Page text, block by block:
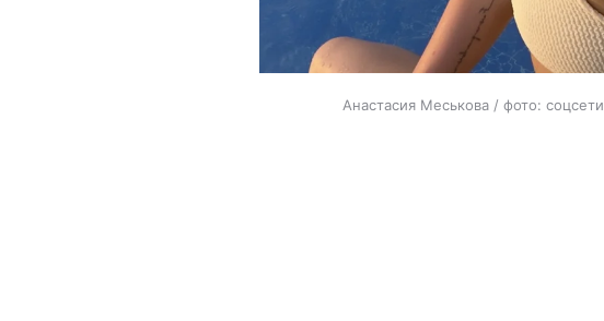
Анастасия Меськова / фото: соцсети